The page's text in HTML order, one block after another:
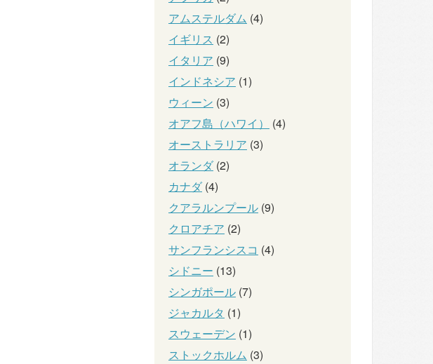
アムステルダム (4)
イギリス (2)
イタリア (9)
インドネシア (1)
ウィーン (3)
オアフ島（ハワイ）
(4)
オーストラリア (3)
オランダ(2)
カナダ(4)
クアラルンプール (9)
クロアチア (2)
サンフランシスコ (4)
シドニー (13)
シンガポール (7)
ジャカルタ (1)
スウェーデン (1)
ストックホルム (3)